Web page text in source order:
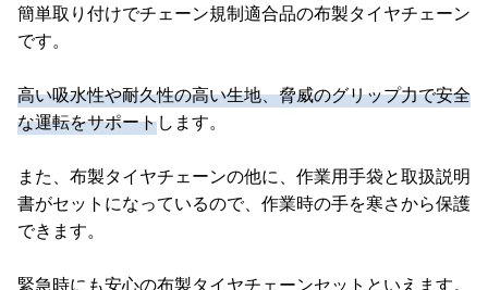
簡単取り付けでチェーン規制適合品の布製タイヤチェーン
です。
高い吸水性や耐久性の高い生地、脅威のグリップ力で安全
な運転をサポートします。
また、布製タイヤチェーンの他に、作業用手袋と取扱説明
書がセットになっているので、作業時の手を寒さから保護
できます。
緊急時にも安心の布製タイヤチェーンセットといえます。